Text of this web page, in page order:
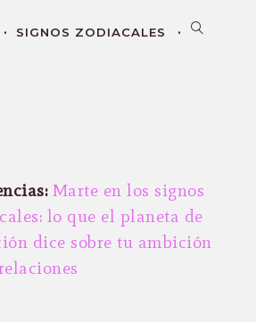
SIGNOS ZODIACALES
Marte en los signos
lo que el planeta de
dice sobre tu ambición